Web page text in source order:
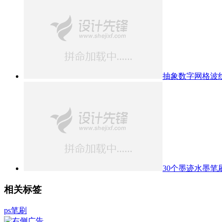
抽象数字网格波
30个墨迹水墨笔
相关标签
ps笔刷